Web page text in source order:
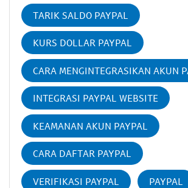
TARIK SALDO PAYPAL
KURS DOLLAR PAYPAL
CARA MENGINTEGRASIKAN AKUN
INTEGRASI PAYPAL WEBSITE
KEAMANAN AKUN PAYPAL
CARA DAFTAR PAYPAL
VERIFIKASI PAYPAL PAYPAL